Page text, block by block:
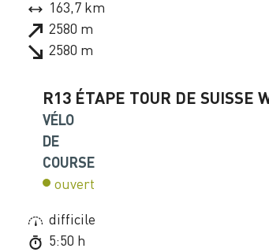
163,7 km
2580 m
2580 m
R13 ÉTAPE TOUR DE SUISSE
VÉLO
DE
COURSE
ouvert
difficile
5:50 h